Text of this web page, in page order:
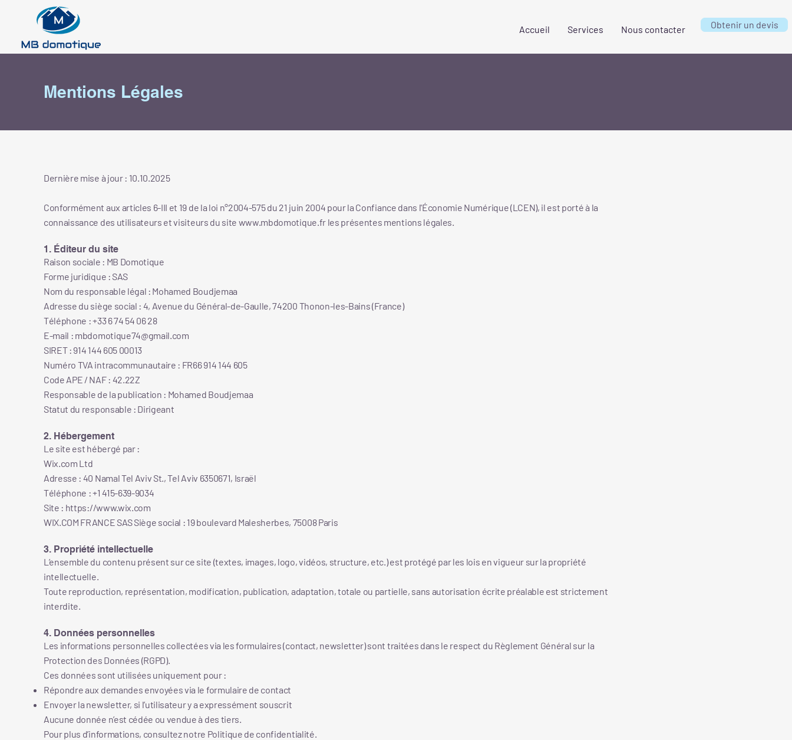
Accueil Services Nous contacter Obtenir un devis
Mentions Légales
Dernière mise à jour : 10.10.2025
Conformément aux articles 6-III et 19 de la loi n°2004-575 du 21 juin 2004 pour la Confiance dans l'Économie Numérique (LCEN), il est porté à la
connaissance des utilisateurs et visiteurs du site www.mbdomotique.frles présentes mentions légales.
1. Éditeur du site
Raison sociale : MB Domotique
Forme juridique : SAS
Nom du responsable légal : Mohamed Boudjemaa
Adresse du siège social : 4, Avenue du Général-de-Gaulle, 74200 Thonon-les-Bains (France)
Téléphone : +33 6 74 54 06 28
E-mail : mbdomotique74@gmail.com
SIRET : 914 144 605 00013
Numéro TVA intracommunautaire : FR66 914 144 605
Code APE / NAF : 42.22Z
Responsable de la publication : Mohamed Boudjemaa
Statut du responsable : Dirigeant
2. Hébergement
Le site est hébergé par :
Wix.com Ltd
Adresse : 40 Namal Tel Aviv St., Tel Aviv 6350671, Israël
Téléphone : +1 415-639-9034
Site : https://www.wix.com
WIX.COM FRANCE SAS Siège social : 19 boulevard Malesherbes, 75008 Paris
3. Propriété intellectuelle
L’ensemble du contenu présent sur ce site (textes, images, logo, vidéos, structure, etc.) est protégé par les lois en vigueur sur la propriété
intellectuelle.
Toute reproduction, représentation, modification, publication, adaptation, totale ou partielle, sans autorisation écrite préalable est strictement
interdite.
4. Données personnelles
Les informations personnelles collectées via les formulaires (contact, newsletter) sont traitées dans le respect du Règlement Général sur la
Protection des Données (RGPD).
Ces données sont utilisées uniquement pour :
Répondre aux demandes envoyées via le formulaire de contact
Envoyer la newsletter, si l’utilisateur y a expressément souscrit
Aucune donnée n’est cédée ou vendue à des tiers.
Pour plus d’informations, consultez notre Politique de confidentialité.